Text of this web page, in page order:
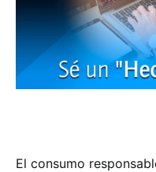
El consumo